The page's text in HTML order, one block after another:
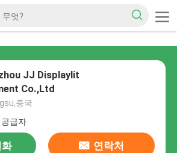
JJ Displaylit
Co.,Ltd
중국
급자
연락처